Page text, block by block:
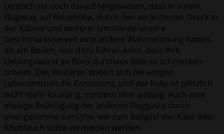
Letztlich sei noch darauf hingewiesen, dass in einem
Flugzeug auf Reisehöhe, durch den veränderten Druck in
der Kabine und weiterer Umstände unsere
Geschmacksnerven eine andere Wahrnehmung haben,
als am Boden, was dazu führen kann, dass Ihre
Lieblingswurst an Bord durchaus fade zu schmecken
scheint. Des Weiteren ändert sich bei einigen
Lebensmitteln die Konsistenz, und der Keks ist plötzlich
nicht mehr knusprig, sondern eher pappig. Auch eine
etwaige Belästigung der anderen Fluggäste durch
unangenehme Gerüche, wie zum Beispiel von Käse oder
Knoblauch sollte vermieden werden.